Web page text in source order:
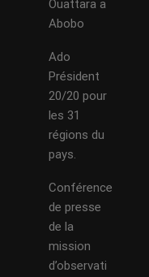
Ouattara a
Abobo
Ado
Président
20/20 pour
les 31
régions du
pays.
Conférence
de presse
de la
mission
d’observati